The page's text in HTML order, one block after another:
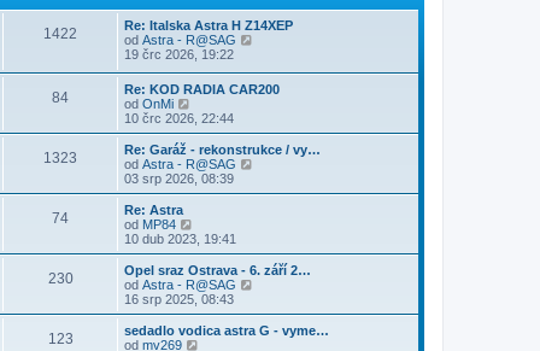
e
k
s
p
ě
v
e
k
p
ř
í
s
p
v
e
k
s
l
e
d
í
p
í
s
p
ě
v
e
i
t
p
o
s
l
e
d
í
p
ř
í
ě
v
e
k
1422
Re: Italska Astra H Z14XEP
od Astra - R@SAG
r
a
t
p
l
í
p
s
p
19 črc 2026, 19:22
84
Re: KOD RADIA CAR200
od OnMi
o
b
a
z
p
o
s
e
d
n
í
p
10 črc 2026, 22:44
1323
Re: Garáž - rekonstrukce / vy…
od Astra - R@SAG
b
t
p
e
03 srp 2026, 08:39
74
Re: Astra
od MP84
o
b
r
a
z
i
p
10 dub 2023, 19:41
230
Opel sraz Ostrava - 6. září 2…
od Astra - R@SAG
b
r
16 srp 2025, 08:43
123
sedadlo vodica astra G - vyme…
od mv269